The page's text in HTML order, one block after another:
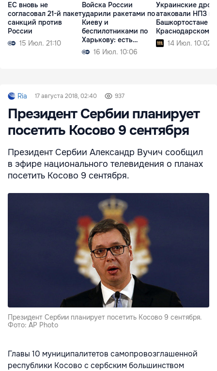
ЕС вновь не
согласовал 21-й пакет
санкций против
России
15 Июл. 21:10
Войска России
ударили ракетами по
Киеву и
беспилотниками по
Харькову: есть
жертвы16 Июл. 10:06
Украинские
атаковали НПЗ в
Башкортостане и
Краснодарском
14 Июл. 10:02
Ria 17 августа 2018, 02:40 937
Президент Сербии планирует
посетить Косово 9 сентября
Президент Сербии Александр Вучич сообщил
в эфире национального телевидения о планах
посетить Косово 9 сентября.
Президент Сербии планирует посетить Косово 9 сентября.
Фото: AP Photo
Главы 10 муниципалитетов самопровозглашенной
республики Косово с сербским большинством